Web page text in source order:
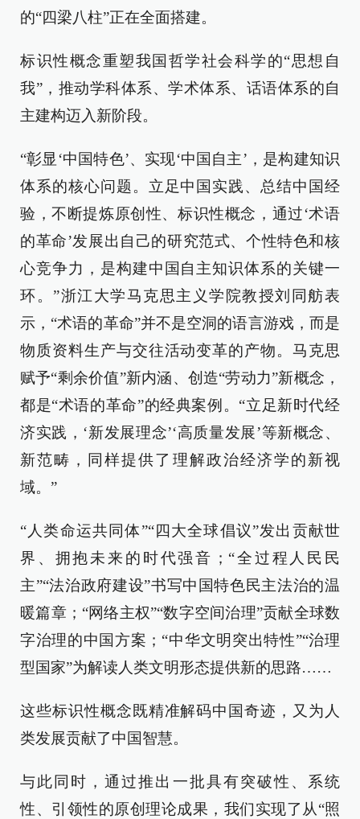
的“四梁八柱”正在全面搭建。
标识性概念重塑我国哲学社会科学的“思想自
我”，推动学科体系、学术体系、话语体系的自
主建构迈入新阶段。
“彰显‘中国特色’、实现‘中国自主’，是构建知识
体系的核心问题。立足中国实践、总结中国经
验，不断提炼原创性、标识性概念，通过‘术语
的革命’发展出自己的研究范式、个性特色和核
心竞争力，是构建中国自主知识体系的关键一
环。”浙江大学马克思主义学院教授刘同舫表
示，“术语的革命”并不是空洞的语言游戏，而是
物质资料生产与交往活动变革的产物。马克思
赋予“剩余价值”新内涵、创造“劳动力”新概念，
都是“术语的革命”的经典案例。“立足新时代经
济实践，‘新发展理念’‘高质量发展’等新概念、
新范畴，同样提供了理解政治经济学的新视
域。”
“人类命运共同体”“四大全球倡议”发出贡献世
界、拥抱未来的时代强音；“全过程人民民
主”“法治政府建设”书写中国特色民主法治的温
暖篇章；“网络主权”“数字空间治理”贡献全球数
字治理的中国方案；“中华文明突出特性”“治理
型国家”为解读人类文明形态提供新的思路……
这些标识性概念既精准解码中国奇迹，又为人
类发展贡献了中国智慧。
与此同时，通过推出一批具有突破性、系统
性、引领性的原创理论成果，我们实现了从“照